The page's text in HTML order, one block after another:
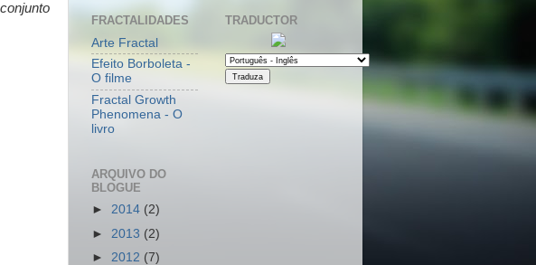
FRACTALIDADES
Arte Fractal
Efeito Borboleta -
O filme
Fractal Growth
Phenomena - O
livro
ARQUIVO DO
BLOGUE
► 2014 (2)
► 2013 (2)
► 2012 (7)
TRADUCTOR